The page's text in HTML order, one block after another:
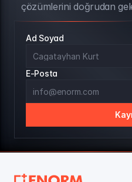
çözümlerini doğrudan
Ad Soyad
E-Posta